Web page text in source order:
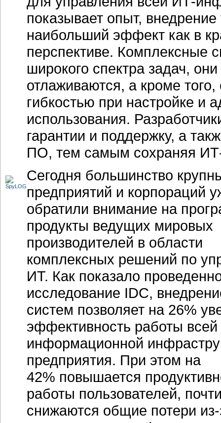
показывает опыт,
наибольший эффект как в
перспективе. Комплексные
широкого спектра задач,
отлаживаются, а кроме
гибкостью при настройке и
использования.
гарантии и поддержку, а
ПО, тем самым сохраняя ИТ-
Сегодня большинство
предприятий и корпораций
обратили внимание на
продукты ведущих мировых
производителей в области
комплексных решений по
ИТ. Как показало
исследование IDC,
систем позволяет на 26%
эффективность работы всей
информационной
предприятия. При этом на
42% повышается
работы пользователей,
снижаются общие потери